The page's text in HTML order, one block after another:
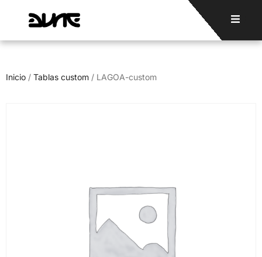
Inicio / Tablas custom / LAGOA-custom